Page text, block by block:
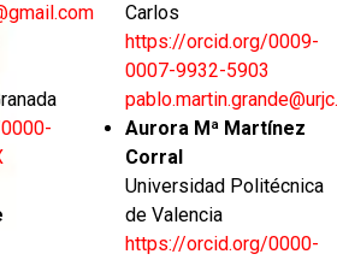
Carlos
https://orcid.org/0009-
0007-9932-5903
Aurora Mª Martínez
Corral
Universidad Politécnica
de Valencia
https://orcid.org/0000-